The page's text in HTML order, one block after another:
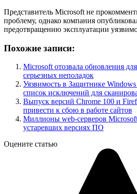
Представитель Microsoft не
проблему, однако компания
предотвращению эксплуатации
Похожие записи:
Microsoft отозвала обновления
серьезных неполадок
Уязвимость в Защитнике Windows
список исключений для
Выпуск версий Chrome 100 и
привести к сбою в работе сайтов
Миллионы web-серверов
устаревших версиях ПО
Оцените статью